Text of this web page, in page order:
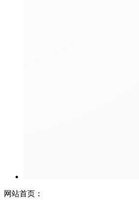
网站首页：